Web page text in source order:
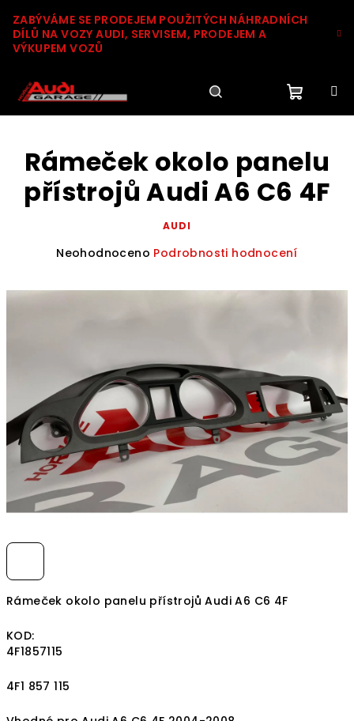
na
obsah
ZABÝVÁME SE PRODEJEM POUŽITÝCH NÁHRADNÍCH
DÍLŮ NA VOZY AUDI, SERVISEM, PRODEJEM A
VÝKUPEM VOZŮ
HledatPřihlášení
košík
Rámeček okolo panelu přístrojů Audi A6 C6 4F
KOD:
4F1857115
4F1 857 115
Rámeček okolo panelu
přístrojů Audi A6 C6 4F
AUDI
Průměrné
hvězdiček.
Neohodnoceno Podrobnosti hodnocení